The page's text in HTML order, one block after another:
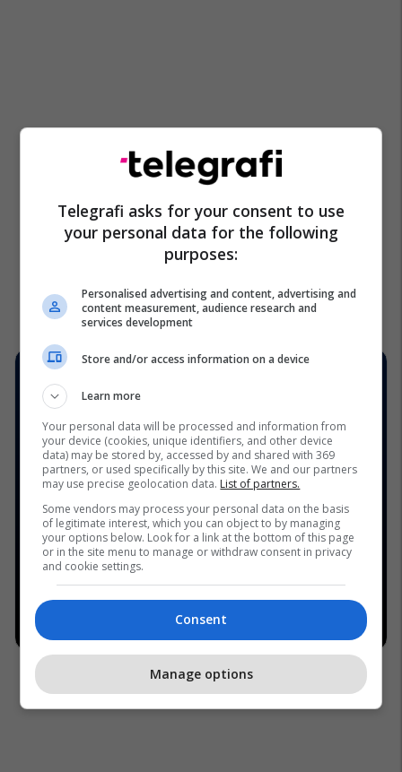
Telegrafi asks for your consent to use
your personal data for the following
purposes:
Personalised advertising and content, advertising and
content measurement, audience research and
services development
Store and/or access information on a device
Learn more
Your personal data will be processed and information from
your device (cookies, unique identifiers, and other device
data) may be stored by, accessed by and shared with 369
partners, or used specifically by this site. We and our partners
may use precise geolocation data. List of partners.
Some vendors may process your personal data on the basis
of legitimate interest, which you can object to by managing
your options below. Look for a link at the bottom of this page
or in the site menu to manage or withdraw consent in privacy
and cookie settings.
Consent
Manage options